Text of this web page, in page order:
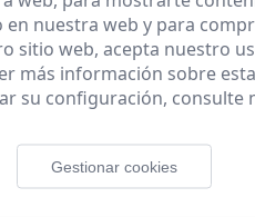
formación y actividad
nuestra web y para
sitio web, acepta nuestro
más información sobre
su configuración, consulte
Gestionar cookies